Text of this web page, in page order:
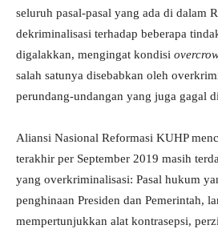
seluruh pasal-pasal yang ada di dalam
dekriminalisasi terhadap beberapa
digalakkan, mengingat kondisi
salah satunya disebabkan oleh
perundang-undangan yang juga gagal
Aliansi Nasional Reformasi KUHP
terakhir per September 2019 masih
yang overkriminalisasi: Pasal hukum
penghinaan Presiden dan Pemerintah,
mempertunjukkan alat kontrasepsi,